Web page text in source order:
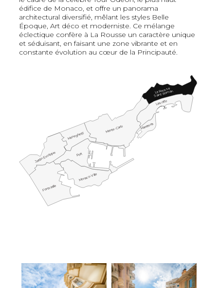
Monaco-Ville
Fontvieille
La Rousse
Saint-Roman
Larvotto
Moneghetti
Jardin Exotique Port
Monte-Carlo Mareterra
édifice de Monaco, et offre un panorama
architectural diversifié, mêlant les styles Belle
Époque, Art déco et moderniste. Ce mélange
éclectique confère à La Rousse un caractère unique
et séduisant, en faisant une zone vibrante et en
constante évolution au cœur de la Principauté.